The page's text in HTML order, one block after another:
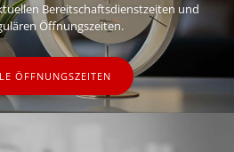
Bereitschaftsdienstzeiten und
Öffnungszeiten.
ÖFFNUNGSZEITEN